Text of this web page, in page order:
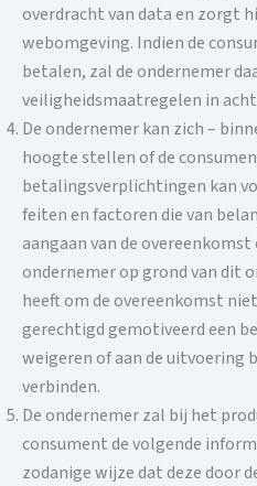
overdracht van data en zorgt
webomgeving. Indien de
betalen, zal de ondernemer
veiligheidsmaatregelen in
De ondernemer kan zich –
hoogte stellen of de
betalingsverplichtingen kan
feiten en factoren die van
aangaan van de
ondernemer op grond van dit
heeft om de overeenkomst
gerechtigd gemotiveerd een
weigeren of aan de uitvoering
verbinden.
De ondernemer zal bij het
consument de volgende
zodanige wijze dat deze door